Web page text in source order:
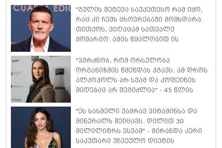
"გულის შეტევა საუკეთესო რამ იყო,
რაც კი ჩემს ცხოვრებაში მომხდარა.
თითქოს, ვიღაცამ სათვალე
მომარგო. ამის წყალობით ის
ვერ ვამჩნევდი" - ანტონიო ბანდერასი
"ვგრძნობ, რომ ორსულობა
ორგანიზმის წმენდას ჰგავს. ამ დროს
ალკოჰოლს არ სვამ და კოფეინის
მიღებაც არ შეგიძლია" - 45 წლის
იშვიათ კომენტარს აკეთებს
"ეს სასმელი უამრავ ვიტამინსა და
მინერალს შეიცავს. დილით 30
მილილიტრს ვსვამ" - მირანდა კერი
საკუთარი უჩვეულო დიეტის